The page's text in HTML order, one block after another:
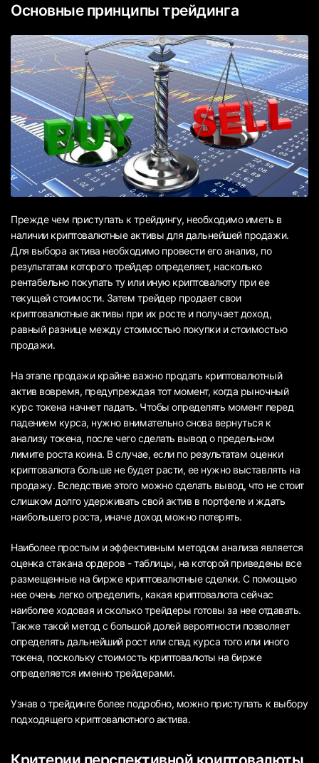
Основные принципы трейдинга
Прежде чем приступать к трейдингу, необходимо иметь в
наличии криптовалютные активы для дальнейшей продажи.
Для выбора актива необходимо провести его анализ, по
результатам которого трейдер определяет, насколько
рентабельно покупать ту или иную криптовалюту при ее
текущей стоимости. Затем трейдер продает свои
криптовалютные активы при их росте и получает доход,
равный разнице между стоимостью покупки и стоимостью
продажи.
На этапе продажи крайне важно продать криптовалютный
актив вовремя, предупреждая тот момент, когда рыночный
курс токена начнет падать. Чтобы определять момент перед
падением курса, нужно внимательно снова вернуться к
анализу токена, после чего сделать вывод о предельном
лимите роста коина. В случае, если по результатам оценки
криптовалюта больше не будет расти, ее нужно выставлять на
продажу. Вследствие этого можно сделать вывод, что не стоит
слишком долго удерживать свой актив в портфеле и ждать
наибольшего роста, иначе доход можно потерять.
Наиболее простым и эффективным методом анализа является
оценка стакана ордеров - таблицы, на которой приведены все
размещенные на бирже криптовалютные сделки. С помощью
нее очень легко определить, какая криптовалюта сейчас
наиболее ходовая и сколько трейдеры готовы за нее отдавать.
Также такой метод с большой долей вероятности позволяет
определять дальнейший рост или спад курса того или иного
токена, поскольку стоимость криптовалюты на бирже
определяется именно трейдерами.
Узнав о трейдинге более подробно, можно приступать к выбору
подходящего криптовалютного актива.